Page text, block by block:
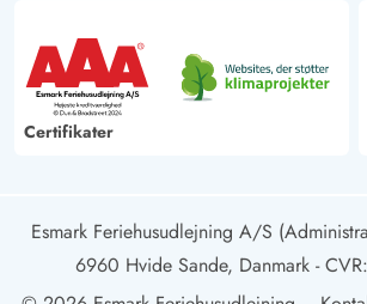
Certifikater
Esmark Feriehusudlejning A/S
6960 Hvide Sande, Danmark -